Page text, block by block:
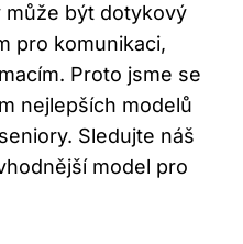
může být dotykový
pro komunikaci,
Proto jsme se
nejlepších modelů
Sledujte náš
model pro